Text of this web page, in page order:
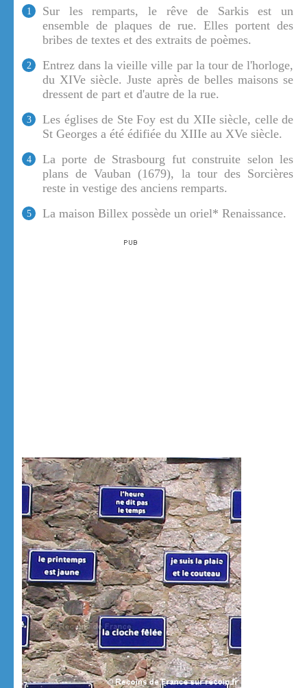
1
Sur les remparts, le rêve de Sarkis est un
ensemble de plaques de rue. Elles portent des
bribes de textes et des extraits de poèmes.
2
Entrez dans la vieille ville par la tour de l'horloge,
du XIVe siècle. Juste après de belles maisons se
dressent de part et d'autre de la rue.
3
Les églises de Ste Foy est du XIIe siècle, celle de
St Georges a été édifiée du XIIIe au XVe siècle.
4
La porte de Strasbourg fut construite selon les
plans de Vauban (1679), la tour des Sorcières
reste in vestige des anciens remparts.
5 La maison Billex possède un oriel* Renaissance.